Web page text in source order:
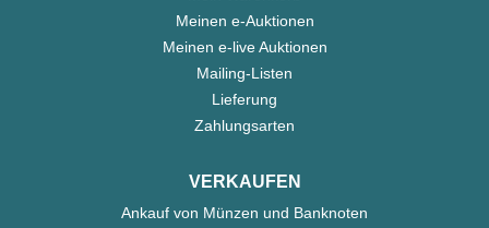
Meinen e-Auktionen
Meinen e-live Auktionen
Mailing-Listen
Lieferung
Zahlungsarten
VERKAUFEN
Ankauf von Münzen und Banknoten